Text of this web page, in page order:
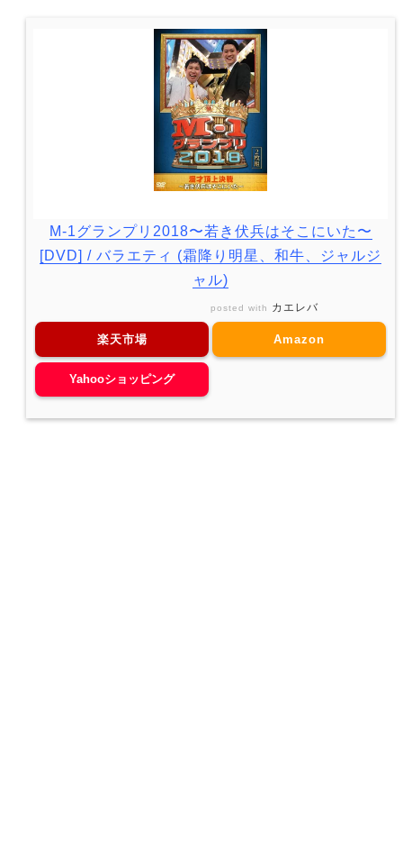
M-1グランプリ2018〜若き伏兵はそこにいた〜
[DVD] / バラエティ (霜降り明星、和牛、ジャルジ
ャル)
posted with カエレバ
楽天市場 Amazon
Yahooショッピング